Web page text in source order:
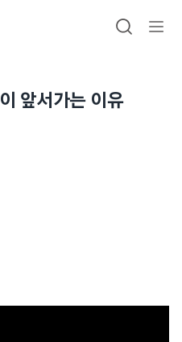
검색
앞서가는 이유